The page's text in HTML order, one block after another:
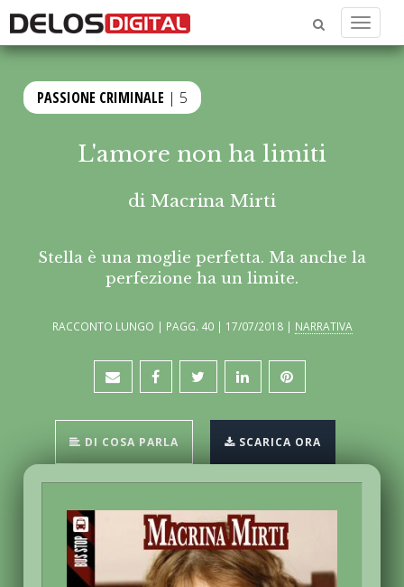
Menu
PASSIONE CRIMINALE | 5
L'amore non ha limiti
di Macrina Mirti
Stella è una moglie perfetta. Ma anche la
perfezione ha un limite.
RACCONTO LUNGO | PAGG. 40 | 17/07/2018 | NARRATIVA
DI COSA PARLA SCARICA ORA